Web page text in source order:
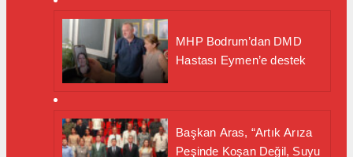
MHP Bodrum’dan DMD
Hastası Eymen’e destek
Başkan Aras, “Artık Arıza
Peşinde Koşan Değil, Suyu